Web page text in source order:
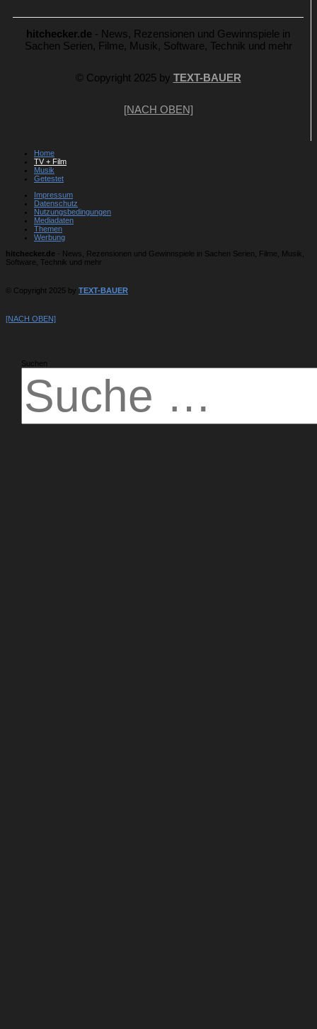
hitchecker.de - News, Rezensionen und Gewinnspiele in
Sachen Serien, Filme, Musik, Software, Technik und mehr
© Copyright 2025 by TEXT-BAUER
[NACH OBEN]
Home
TV + Film
Musik
Getestet
Impressum
Datenschutz
Nutzungsbedingungen
Mediadaten
Themen
Werbung
hitchecker.de - News, Rezensionen und Gewinnspiele in Sachen Serien, Filme, Musik,
Software, Technik und mehr
© Copyright 2025 by TEXT-BAUER
[NACH OBEN]
Suchen